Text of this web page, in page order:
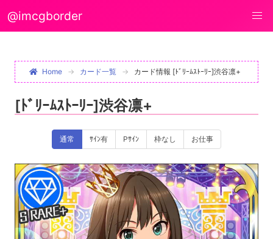
@imcgborder
Home カード一覧 カード情報 [ﾄﾞﾘｰﾑｽﾄｰﾘｰ]渋谷凛+
[ﾄﾞﾘｰﾑｽﾄｰﾘｰ]渋谷凛+
通常 ｻｲﾝ有 Pｻｲﾝ 枠なし お仕事